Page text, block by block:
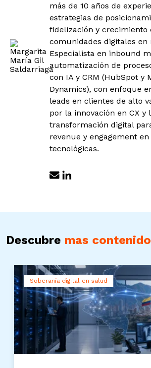
más de 10 años de
estrategias de
fidelización y crecimiento
comunidades digitales en
Especialista en inbound
automatización de
con IA y CRM (HubSpot y
Dynamics), con enfoque
leads en clientes de alto
por la innovación en CX y
transformación digital
revenue y engagement
tecnológicas.
Descubre mas contenido
Soberanía digital en salud